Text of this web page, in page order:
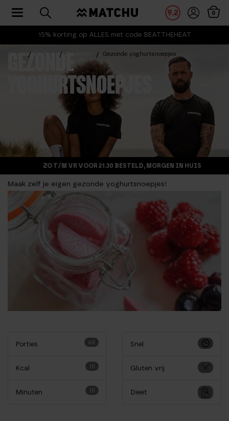
15% korting op ALLES met code BEATTHEHEAT
9.2 0
Toggle navigation
Gezonde yoghurtsnoepjes
GEZONDE
YOGHURTSNOEPJES
ZO T/M VR VOOR 21.30 BESTELD, MORGEN IN HUIS
Maak zelf je eigen gezonde yoghurtsnoepjes!
Porties 60
Kcal 10
Minuten 10
Snel
Gluten vrij
Dieet